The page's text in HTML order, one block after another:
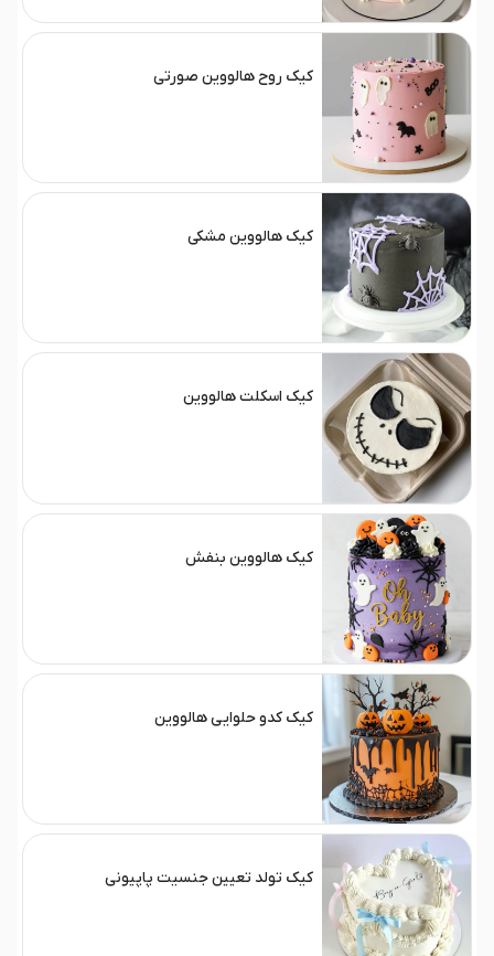
کیک روح هالووین صورتی
کیک هالووین مشکی
کیک اسکلت هالووین
کیک هالووین بنفش
کیک کدو حلوایی هالووین
کیک تولد تعیین جنسیت پاپیونی